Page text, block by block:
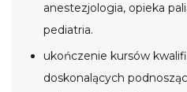
anestezjologia, opieka
pediatria.
ukończenie kursów
doskonalących